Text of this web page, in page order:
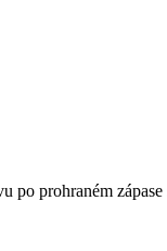
prohraném